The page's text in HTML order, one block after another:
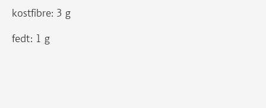
kostfibre: 3 g
fedt: 1 g